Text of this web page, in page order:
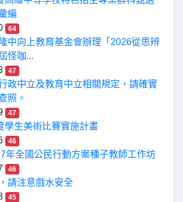
編
64
中向上教育基金會辦理「2026從思辨
怪咖...
47
政中立及教育中立相關規定，請確實
照。
47
學生美術比賽實施計畫
46
年全國公民行動方案種子教師工作坊
46
請注意戲水安全
45